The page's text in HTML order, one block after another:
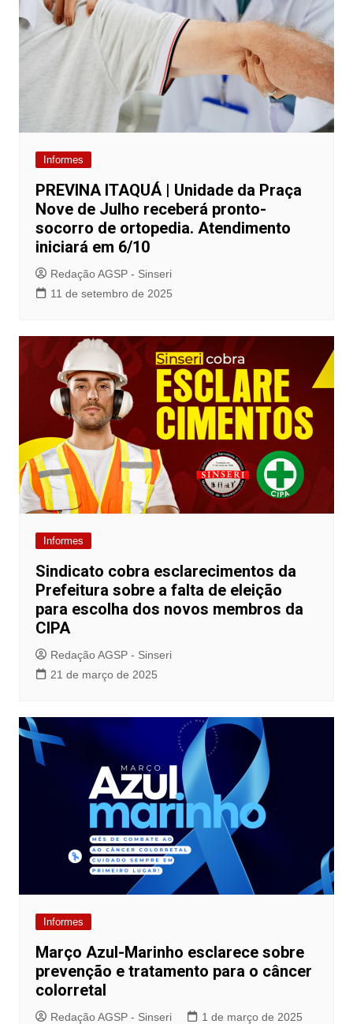
Informes
PREVINA ITAQUÁ | Unidade da Praça
Nove de Julho receberá pronto-
socorro de ortopedia. Atendimento
iniciará em 6/10
Redação AGSP - Sinseri
11 de setembro de 2025
Informes
Sindicato cobra esclarecimentos da
Prefeitura sobre a falta de eleição
para escolha dos novos membros da
CIPA
Redação AGSP - Sinseri
21 de março de 2025
Informes
Março Azul-Marinho esclarece sobre
prevenção e tratamento para o câncer
colorretal
Redação AGSP - Sinseri 1 de março de 2025